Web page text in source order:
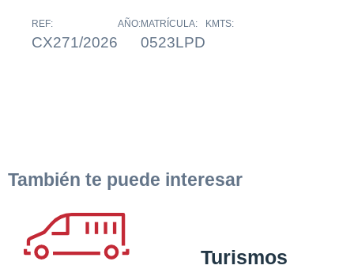
REF:
CX271/2026
AÑO:MATRÍCULA:
0523LPD
KMTS:
También te puede interesar
Turismos